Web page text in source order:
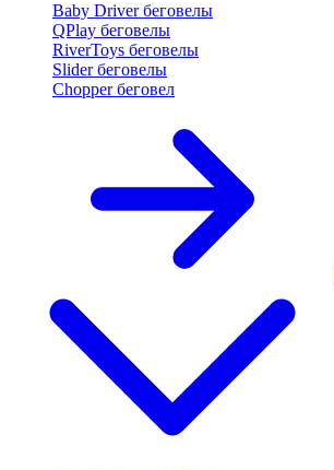
Baby Driver беговелы
QPlay беговелы
RiverToys беговелы
Slider беговелы
Chopper беговел